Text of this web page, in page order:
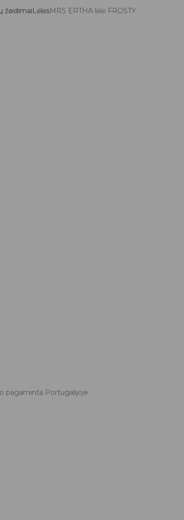
žaidimai LėlėsMRS ERTHA lėlė FROSTY
pagaminta Portugalijoje